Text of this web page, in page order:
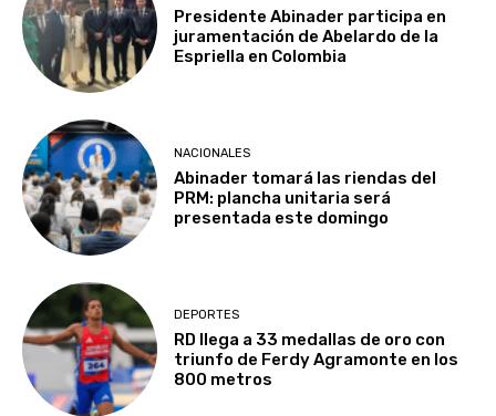
Presidente Abinader participa en
juramentación de Abelardo de la
Espriella en Colombia
NACIONALES
Abinader tomará las riendas del
PRM: plancha unitaria será
presentada este domingo
DEPORTES
RD llega a 33 medallas de oro con
triunfo de Ferdy Agramonte en los
800 metros